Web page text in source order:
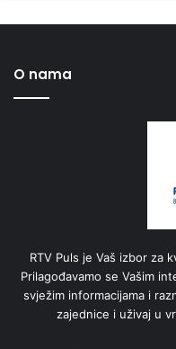
O nama
RTV Puls je Vaš izbor za
Prilagođavamo se Vašim
svježim informacijama i
zajednice i uživaj u